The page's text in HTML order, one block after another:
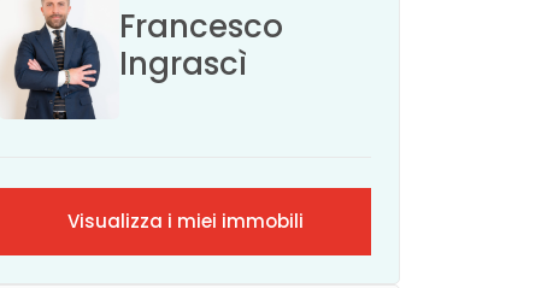
Francesco
Ingrascì
Visualizza i miei immobili